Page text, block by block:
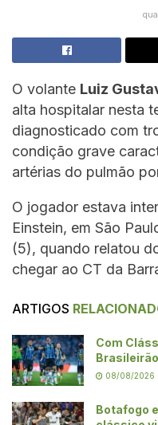
O volante Luiz
alta hospitalar nesta
diagnosticado com
condição grave
artérias do pulmão
O jogador estava
Einstein, em São
(5), quando relatou
chegar ao CT da
ARTIGOS
Com
08/08/2026
Botafogo